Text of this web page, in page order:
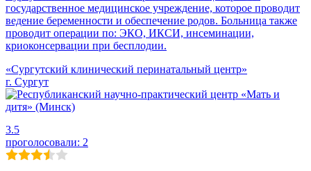
государственное медицинское учреждение, которое проводит
ведение беременности и обеспечение родов. Больница также
проводит операции по: ЭКО, ИКСИ, инсеминации,
криоконсервации при бесплодии.
«Сургутский клинический перинатальный центр»
г. Сургут
3.5
проголосовали: 2